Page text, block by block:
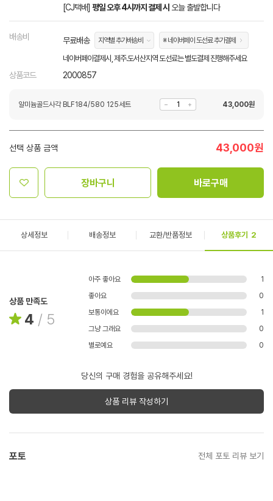
[CJ택배] 평일 오후 4시까지 결제 시 오늘 출발합니다
배송비 무료배송 지역별 추가배송비 ※ 네이버페이 도선료 추가결제
네이버페이결제시, 제주.도서산지역 도선료는 별도결제 진행해주세요
상품코드 2000857
알미늄골드사각 BLF184/580 125세트 43,000원
선택 상품 금액 43,000원
장바구니 바로구매
상세정보 배송정보 교환/반품정보 상품후기 2
상품 만족도
4 / 5
아주 좋아요
1
좋아요
0
보통이에요
1
그냥 그래요
0
별로예요
0
당신의 구매 경험을 공유해주세요!
상품 리뷰 작성하기
포토 전체 포토 리뷰 보기